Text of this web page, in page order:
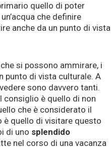
quello di poter
che definire
anche da un punto di vista
che si possono ammirare, i
punto di vista culturale. A
sono davvero tanti.
consiglio è quello di non
che è considerato il
è quello di visitare questo
di uno splendido
nel corso di una vacanza